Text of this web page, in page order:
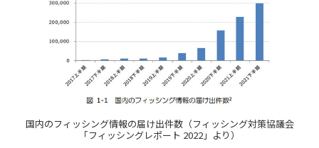
国内のフィッシング情報の届け出件数（フィッシング対策協議会
「フィッシングレポート 2022」より）